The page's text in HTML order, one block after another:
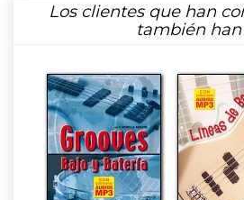
Los clientes que han
también